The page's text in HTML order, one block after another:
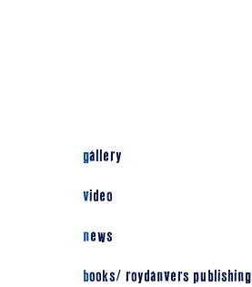
gallery
video
news
books/ roydanvers publishing